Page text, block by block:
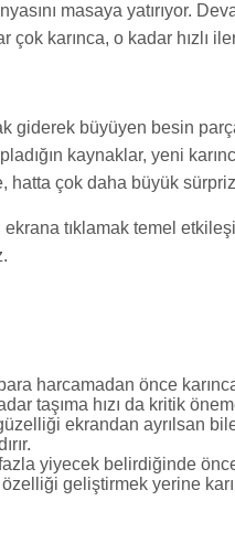
masaya yatırıyor.
karınca, o kadar hızlı
giderek büyüyen besin
kaynaklar, yeni
çok daha büyük
tıklamak temel
harcamadan önce
taşıma hızı da kritik
ekrandan ayrılsan
yiyecek belirdiğinde
geliştirmek yerine